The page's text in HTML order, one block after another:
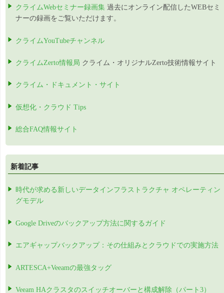
クライムWebセミナー録画集 過去にオンライン配信したWEBセミ
ナーの録画をご覧いただけます。
クライムYouTubeチャンネル
クライムZerto情報局 クライム・オリジナルZerto技術情報サイト
クライム・ドキュメント・サイト
仮想化・クラウド Tips
総合FAQ情報サイト
新着記事
時代が求める新しいデータインフラストラクチャ オペレーティン
グモデル
Google Driveのバックアップ方法に関するガイド
エアギャップバックアップ：その仕組みとクラウドでの実施方法
ARTESCA+Veeamの最強タッグ
Veeam HAクラスタのスイッチオーバーと構成解除（パート3）